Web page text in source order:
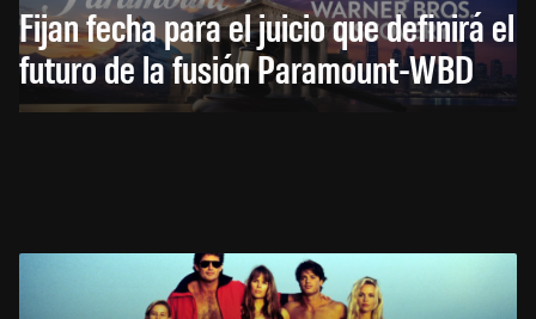
Fijan fecha para el juicio que definirá el
futuro de la fusión Paramount-WBD